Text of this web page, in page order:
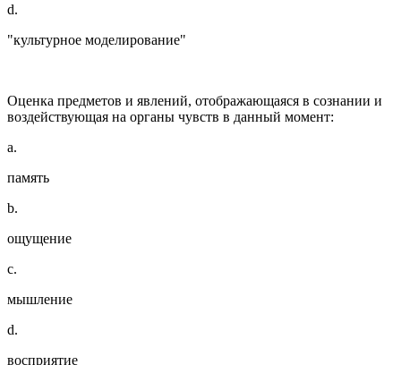
d.
"культурное моделирование"
Оценка предметов и явлений, отображающаяся в сознании и
воздействующая на органы чувств в данный момент:
a.
память
b.
ощущение
c.
мышление
d.
восприятие